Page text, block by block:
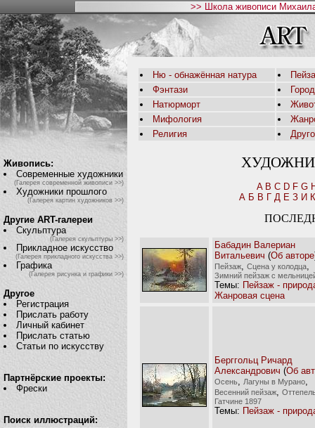
>> Школа живописи
Живопись:
Современные художники
(Галерея современной живописи >>)
Художники прошлого
(Галерея картин художников >>)
Другие ART-галереи
Скульптура
(Галерея скульптуры >>)
Прикладное искусство
(Галерея прикладного искусства >>)
Графика
(Галерея рисунка и графики >>)
Другое
Регистрация
Прислать работу
Личный кабинет
Прислать статью
Статьи по искусству
Партнёрские проекты:
Фрески
Поиск иллюстраций:
Ню - обнажённая натура
Фэнтази
Город
Натюрморт
Мифология
Религия
A B C D F G
А Б В Г Д Е З И К
Бабадин Валериан
Витальевич (Об авторе
Пейзаж Сцена у колодца
Зимний пейзаж с
Темы: Пейзаж -
Жанровая сцена
Берггольц Ричард
Александрович (Об
Осень Лагуны в Мурано
Весенний пейзаж
Гатчине 1897
Темы: Пейзаж -